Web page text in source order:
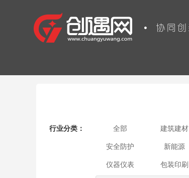
行业分类： 全部 建筑建材
安全防护 新能源
仪器仪表 包装印刷